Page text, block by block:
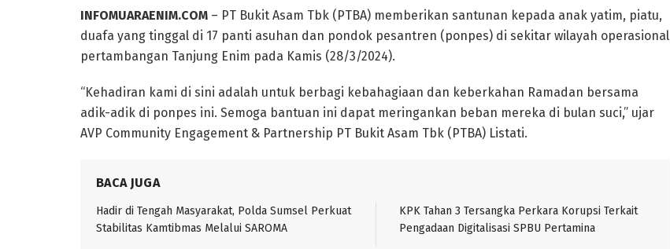
INFOMUARAENIM.COM – PT Bukit Asam Tbk (PTBA) memberikan santunan kepada anak yatim, piatu,
duafa yang tinggal di 17 panti asuhan dan pondok pesantren (ponpes) di sekitar wilayah operasional
pertambangan Tanjung Enim pada Kamis (28/3/2024).
“Kehadiran kami di sini adalah untuk berbagi kebahagiaan dan keberkahan Ramadan bersama
adik-adik di ponpes ini. Semoga bantuan ini dapat meringankan beban mereka di bulan suci,” ujar
AVP Community Engagement & Partnership PT Bukit Asam Tbk (PTBA) Listati.
BACA JUGA
Hadir di Tengah Masyarakat, Polda Sumsel Perkuat
Stabilitas Kamtibmas Melalui SAROMA
KPK Tahan 3 Tersangka Perkara Korupsi Terkait
Pengadaan Digitalisasi SPBU Pertamina